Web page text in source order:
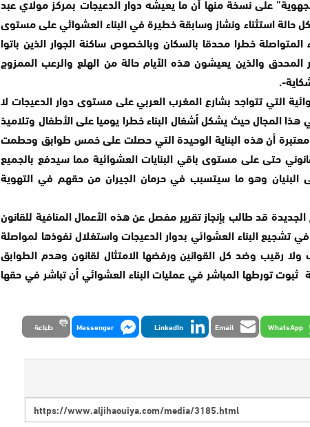
حالة استثناء ونشاز وسابقة خطيرة في البناء العشوائي على مستوى
خطرا محدقا بالسكان وبالخصوص ساكنة الجوار الذين باتوا
والذين يعيشون هذه الأيام حالة من الهلع والرعب الممزوج
.
التي تتواجد بشارع المغرب العربي على مستوى دوار الدعيجات لا
هذا المجال حيث يشكل أشغال البناء خطرا يوميا على الأطفال وتلاميذ
معتبرة أن هذه البناية الوحيدة التي حصلت على خمس طوابق وحطمت
حتى على مستوى باقي البنايات العشوائية مما سيدفع بالجميع
وهو ما سيتسبب في حرمان الجيران من حقهم في التهوية
قد طالب بإنجاز تقرير مفصل عن هذه الأعمال المنافية للقانون
تشجيع البناء العشوائي بدوار الدعيجات واستغلال نفوذها لمواصلة
رقيب وضد كل القوانين ورفضها الامتثال لقانون وهدم الطوابق
ثبوت تورطها المباشر في عمليات البناء العشوائي أن تباشر في حقها
WhatsApp
Email
LinkedIn
Messenger طباعة